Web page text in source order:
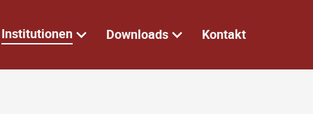
Institutionen Downloads Kontakt